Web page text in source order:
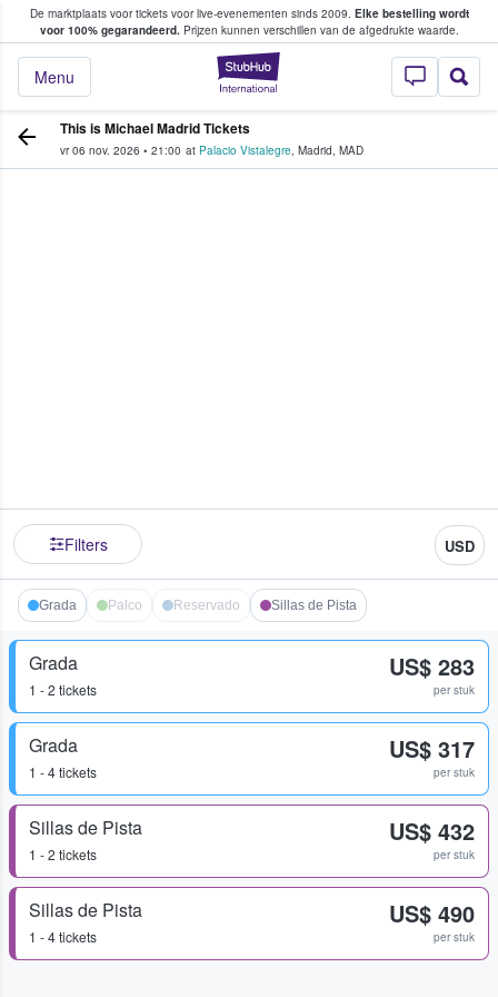
De marktplaats voor tickets voor live-evenementen sinds 2009. Elke bestelling wordt
voor 100% gegarandeerd.Prijzen kunnen verschillen van de afgedrukte waarde.
StubHub: waar
Menu
tickets kopen en verkopen
This is Michael Madrid Tickets
vr 06 nov. 2026 • 21:00 at Palacio Vistalegre, Madrid, MAD
Filters USD
Grada Palco Reservado Sillas de Pista
Grada
1 - 2 tickets
US$ 283
per stuk
Grada
1 - 4 tickets
US$ 317
per stuk
Sillas de Pista
1 - 2 tickets
US$ 432
per stuk
Sillas de Pista
1 - 4 tickets
US$ 490
per stuk